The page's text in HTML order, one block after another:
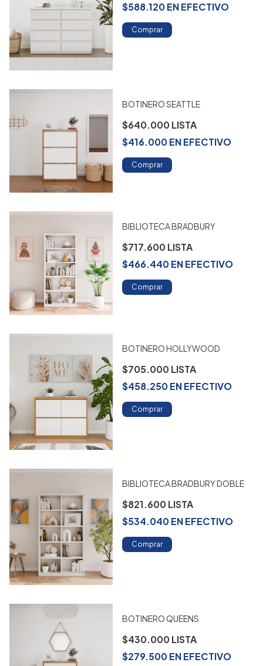
$588.120ENEFECTIVO
Comprar
BOTINERO SEATTLE
$640.000
$416.000ENEFECTIVO
Comprar
BIBLIOTECA BRADBURY
$717.600
$466.440ENEFECTIVO
Comprar
BOTINERO HOLLYWOOD
$705.000
$458.250ENEFECTIVO
Comprar
BIBLIOTECA BRADBURY DOBLE
$821.600
$534.040ENEFECTIVO
Comprar
BOTINERO QUEENS
$430.000
$279.500ENEFECTIVO